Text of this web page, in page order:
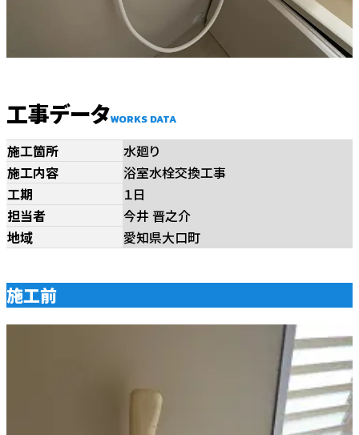
工事データWORKS DATA
施工箇所
水廻り
施工内容
浴室水栓交換工事
工期
１日
担当者
今井 晋之介
地域
愛知県大口町
施工前